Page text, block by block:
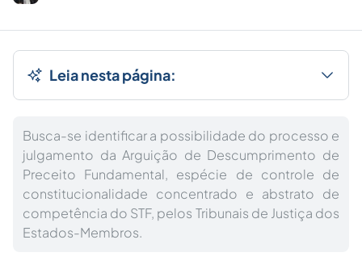
Leia nesta página:
Busca-se identificar a possibilidade do processo e
julgamento da Arguição de Descumprimento de
Preceito Fundamental, espécie de controle de
constitucionalidade concentrado e abstrato de
competência do STF, pelos Tribunais de Justiça dos
Estados-Membros.